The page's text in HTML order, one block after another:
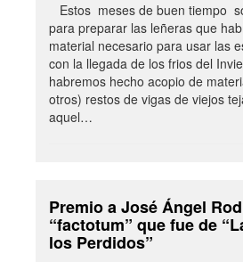
Estos meses de buen tiempo
para preparar las leñeras que
material necesario para usar las
con la llegada de los frios del
habremos hecho acopio de
otros) restos de vigas de viejos
aquel…
Premio a José Ángel
“factotum” que fue de
los Perdidos”